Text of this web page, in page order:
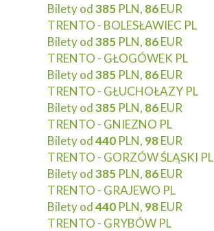
Bilety od385 PLN, 86EUR
TRENTO - BOLESŁAWIEC PL
Bilety od385 PLN, 86EUR
TRENTO - GŁOGÓWEK PL
Bilety od385 PLN, 86EUR
TRENTO - GŁUCHOŁAZY PL
Bilety od385 PLN, 86EUR
TRENTO - GNIEZNO PL
Bilety od440 PLN, 98EUR
TRENTO - GORZÓW ŚLĄSKI PL
Bilety od385 PLN, 86EUR
TRENTO - GRAJEWO PL
Bilety od440 PLN, 98EUR
TRENTO - GRYBÓW PL